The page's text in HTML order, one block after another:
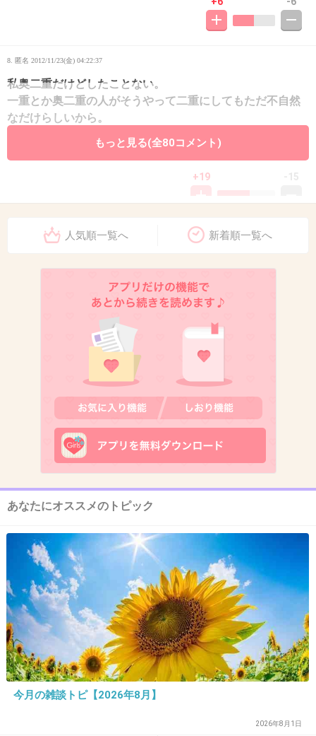
8. 匿名 2012/11/23(金) 04:22:37
私奥二重だけどしたことない。
一重とか奥二重の人がそうやって二重にしてもただ不自然
なだけらしいから。
それにすっぴんになった時たまらなく虚しくなりそう……。
+19
2012/11/23(金) 04:25:14
ほんとに二重まぶたになれたり
するからびっくり(´･_･`)
+17
2012/11/23(金) 04:27:35
奥二重ってアイメイク難しいよね。もう慣れたけど。
一重の人は顔が
老けにくいですから。
+5
12. 匿名 2012/11/23(金) 04:31:16
笑っていいとものメイク後とすっぴんのギャッ
プを比べるみたいなコーナーにも一重をアイプ
チとかで二重にしてる人よく出てるけど、正直
すっぴんがひどすぎてかわいそうになる。
もっと見る(全80コメント)
人気順一覧へ 新着順一覧へ
あなたにオススメのトピック
今月の雑談トピ【2026年8月】
2026年8月1日